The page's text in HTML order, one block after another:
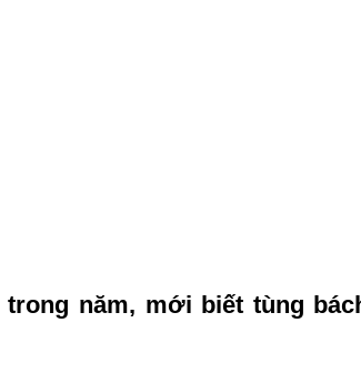
năm, mới biết tùng